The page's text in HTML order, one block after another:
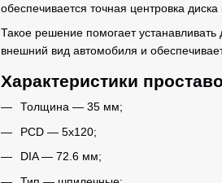
обеспечивается точная центровка диска
Такое решение помогает
внешний вид автомобиля и
Характеристики
Толщина — 35 мм;
PCD — 5x120;
DIA — 72.6 мм;